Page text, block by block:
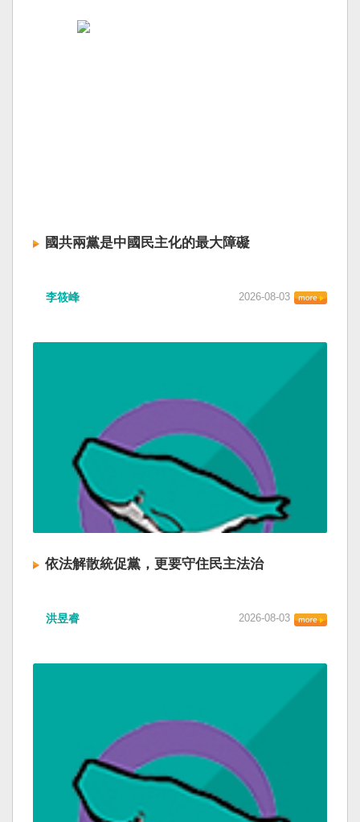
國共兩黨是中國民主化的最大障礙
李筱峰 2026-08-03
依法解散統促黨，更要守住民主法治
洪昱睿 2026-08-03